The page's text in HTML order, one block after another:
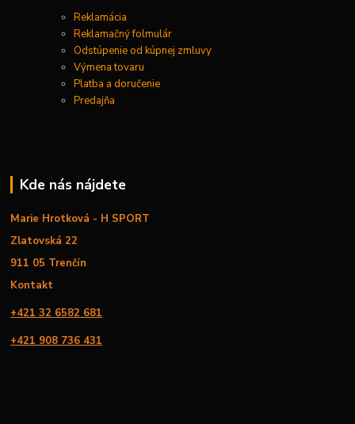
Reklamácia
Reklamačný folmulár
Odstúpenie od kúpnej zmluvy
Výmena tovaru
Platba a doručenie
Predajňa
Kde nás nájdete
Marie Hrotková - H SPORT
Zlatovská 22
911 05 Trenčín
Kontakt
+421 32 6582 681
+421 908 736 431